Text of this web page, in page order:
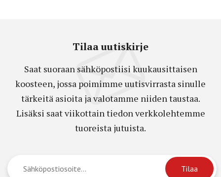
Tilaa uutiskirje
Saat suoraan sähköpostiisi kuukausittaisen
koosteen, jossa poimimme uutisvirrasta sinulle
tärkeitä asioita ja valotamme niiden taustaa.
Lisäksi saat viikottain tiedon verkkolehtemme
tuoreista jutuista.